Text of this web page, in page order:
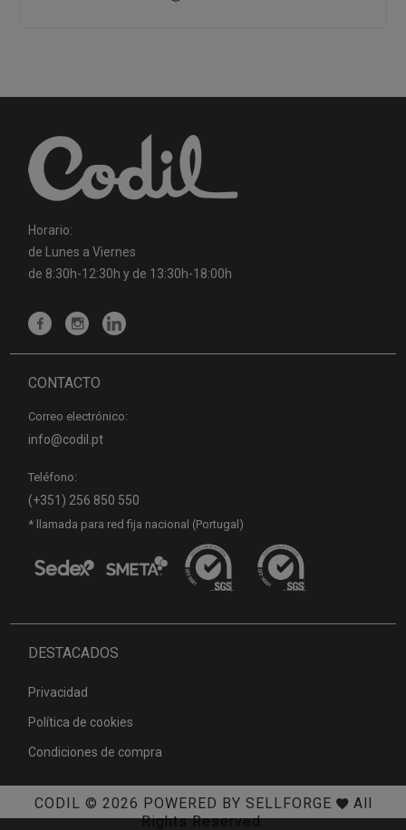
Horario:
de Lunes a Viernes
de 8:30h-12:30h y de 13:30h-18:00h
CONTACTO
Correo electrónico:
info@codil.pt
Teléfono:
(+351) 256 850 550
* llamada para red fija nacional (Portugal)
DESTACADOS
Privacidad
Política de cookies
Condiciones de compra
CODIL © 2026 POWERED BY SELLFORGE
All
Rights Reserved.